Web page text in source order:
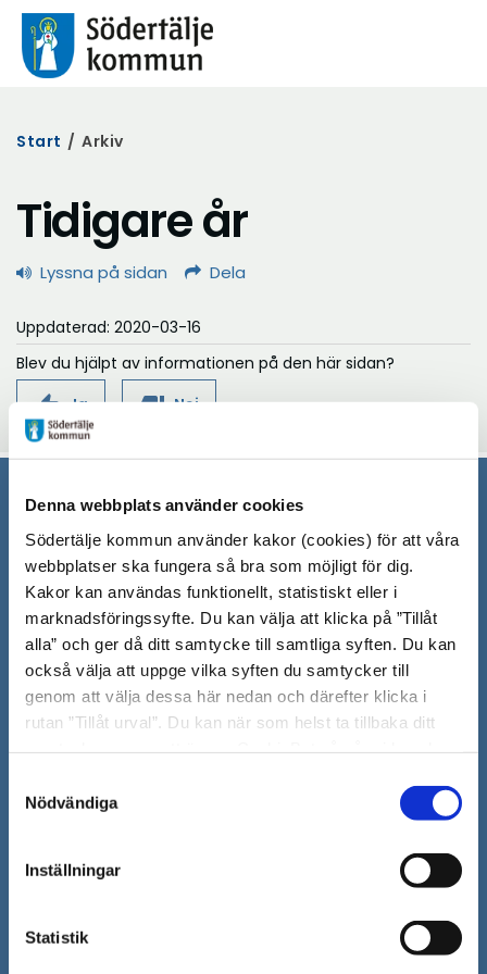
Denna webbplats använder cookies
Södertälje kommun använder kakor (cookies) för att våra
webbplatser ska fungera så bra som möjligt för dig.
Kakor kan användas funktionellt, statistiskt eller i
marknadsföringssyfte. Du kan välja att klicka på ”Tillåt
alla” och ger då ditt samtycke till samtliga syften. Du kan
också välja att uppge vilka syften du samtycker till
genom att välja dessa här nedan och därefter klicka i
rutan ”Tillåt urval”. Du kan när som helst ta tillbaka ditt
"Visa detaljer" kan du läsa om hur kakorna används och
hur vi och våra leverantörer inhämtar och behandlar
Nödvändiga
Inställningar
Statistik
Start / Arkiv
Tidigare år
Lyssna på sidan Dela
Uppdaterad: 2020-03-16
Blev du hjälpt av informationen på den här sidan?
thumb_up Ja thumb_down Nej
Södertälje kommun
151 89 Södertälje
Besöksadress: Nyköpingsvägen 26
Tfn: 08–523 010 00
kontaktcenter@sodertalje.se
Org.nr. 212000–0159
Remisser, beslut och meddelande/info till
Södertälje kommun skickas
till:sodertalje.kommun@sodertalje.se
Kontaktcenter
PressÖppna
nytt
Säkra meddelanden